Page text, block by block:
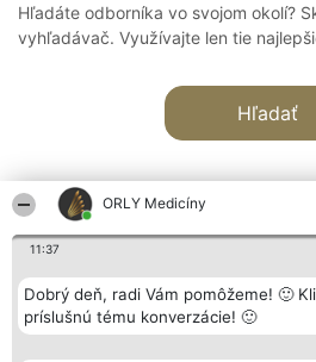
ORLY Medicíny
11:37
Dobrý deň, radi Vám pomôžeme! 🙂
príslušnú tému konverzácie! 🙂
Hľadáte odborníka vo svojom okolí?
vyhľadávač. Využívajte len tie
Hľadať
Organizátor hodnotenia
Bright Side Solutions sp. z o.
o. sp. k.
Wrocław 50-079
Hodnotenie
Laureáti
Lista
Laureatów